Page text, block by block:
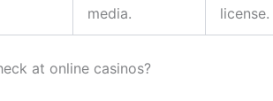
media.
license.
at online casinos?